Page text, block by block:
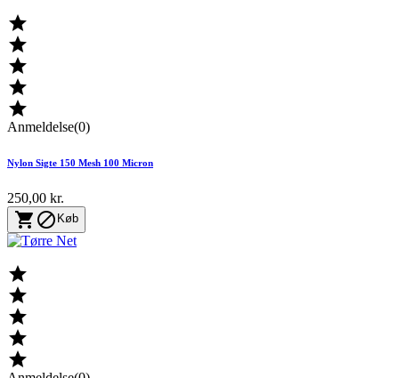





Anmeldelse(0)
Nylon Sigte 150 Mesh 100 Micron
250,00 kr.
  Køb




